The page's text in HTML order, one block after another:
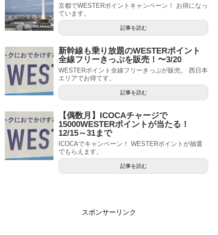
京都でWESTERポイントキャンペーン！ お得になっ
ています。
記事を読む
新幹線も乗り放題のWESTERポイント
全線フリーきっぷを販売！〜3/20
WESTERポイント全線フリーきっぷが販売。 西日本
エリアでお得てす。
記事を読む
【偶数月】ICOCAチャージで
15000WESTERポイントが当たる！
12/15～31まで
ICOCAでキャンペーン！ WESTERポイントが抽選
でもらえます。
記事を読む
スポンサーリンク